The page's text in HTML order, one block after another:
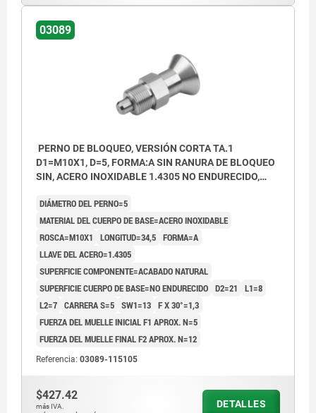
03089
PERNO DE BLOQUEO, VERSIÓN CORTA TA.1
D1=M10X1, D=5, FORMA:A SIN RANURA DE BLOQUEO
SIN, ACERO INOXIDABLE 1.4305 NO ENDURECIDO,
NATURAL
DIÁMETRO DEL PERNO=5
MATERIAL DEL CUERPO DE BASE=ACERO INOXIDABLE
ROSCA=M10X1
LONGITUD=34,5 FORMA=A
LLAVE DEL ACERO=1.4305
SUPERFICIE COMPONENTE=ACABADO NATURAL
SUPERFICIE CUERPO DE BASE=NO ENDURECIDO D2=21
L1=8
L2=7 CARRERA S=5 SW1=13 F X 30°=1,3
FUERZA DEL MUELLE INICIAL F1 APROX. N=5
FUERZA DEL MUELLE FINAL F2 APROX. N=12
Referencia: 03089-115105
$427.42
más IVA.
DETALLES